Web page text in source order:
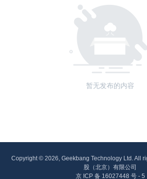
暂无发布的内容
Copyright © 2026, Geekbang Technology Ltd. All
股（北京）有限公司
京 ICP 备 16027448 号 - 5